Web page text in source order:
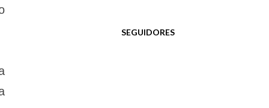
SEGUIDORES